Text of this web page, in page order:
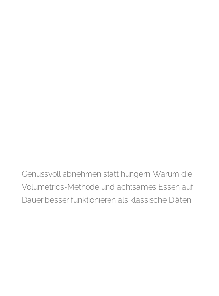
Genussvoll abnehmen statt hungern: Warum die
Volumetrics-Methode und achtsames Essen auf
Dauer besser funktionieren als klassische Diäten